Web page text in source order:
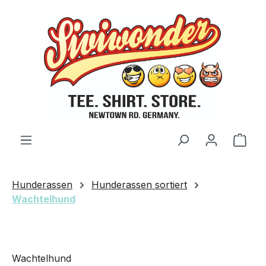
Hunderassen
Hunderassen sortiert
Wachtelhund
Wachtelhund